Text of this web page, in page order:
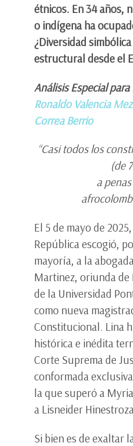
étnicos. En 34 años,
o indígena ha
¿Diversidad
estructural desde el
Análisis Especial para
Ronaldo Valencia
Correa Berrio
“Casi todos los
(de
a
El 5 de mayo de
República escogió,
mayoría, a la
Martinez, oriunda
de la Universidad
como nueva
Constitucional. Lina
histórica e inédita
Corte Suprema de
conformada
la que superó a
a Lisneider
Si bien es de exaltar